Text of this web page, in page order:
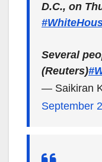
D.C., on
Several
(Reuters)
— Saikiran
September